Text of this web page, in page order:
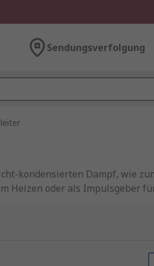
Sendungsverfolgung
kondensierten Dampf, wie
Heizen oder als Impulsgeber
Kondensat wird